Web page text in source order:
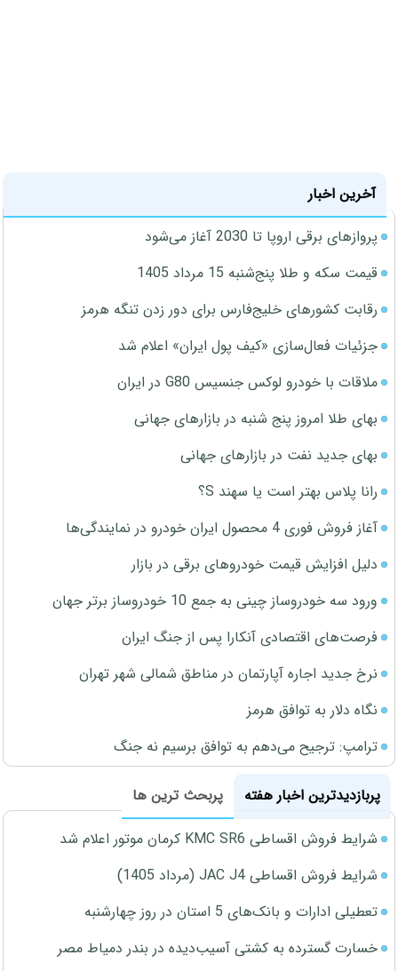
آخرین اخبار
پروازهای برقی اروپا تا 2030 آغاز می‌شود
قیمت سکه و طلا پنج‌شنبه 15 مرداد 1405
رقابت کشورهای خلیج‌فارس برای دور زدن تنگه هرمز
جزئیات فعال‌سازی «کیف پول ایران» اعلام شد
ملاقات با خودرو لوکس جنسیس G80 در ایران
بهای طلا امروز پنج شنبه در بازارهای جهانی
بهای جدید نفت در بازارهای جهانی
رانا پلاس بهتر است یا سهند S؟
آغاز فروش فوری 4 محصول ایران خودرو در نمایندگی‌ها
دلیل افزایش قیمت خودروهای برقی در بازار
ورود سه خودروساز چینی به جمع 10 خودروساز برتر جهان
فرصت‌های اقتصادی آنکارا پس از جنگ ایران
نرخ جدید اجاره آپارتمان در مناطق شمالی شهر تهران
نگاه دلار به توافق هرمز
ترامپ: ترجیح می‌دهم به توافق برسیم نه جنگ
پربازدیدترین اخبار هفته
پربحث ترین ها
شرایط فروش اقساطی KMC SR6 کرمان موتور اعلام شد
شرایط فروش اقساطی JAC J4 (مرداد 1405)
تعطیلی ادارات و بانک‌های 5 استان در روز چهارشنبه
خسارت گسترده به کشتی آسیب‌دیده در بندر دمیاط مصر